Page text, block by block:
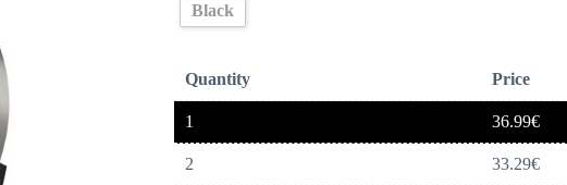
Black
Quantity Price
1 36.99€
2 33.29€